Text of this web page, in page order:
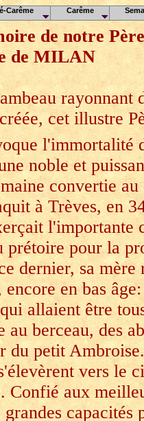
de notre
de MILAN
rayonnant
cet illustre
l'immortalité
noble et
convertie
à Trèves, en
l'importante
prétoire pour la
dernier, sa mère
encore en bas
allaient être
au berceau, des
du petit
vers le
Confié aux
capacités
Carême Carême